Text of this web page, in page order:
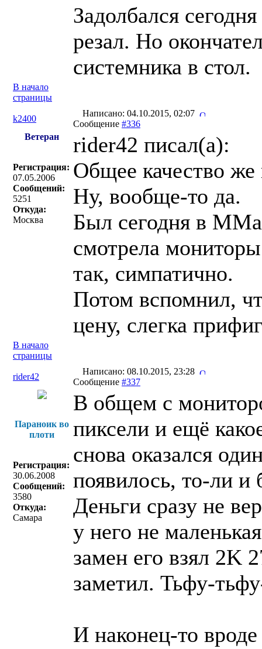
Задолбался
резал. Но
системника в стол.
В начало
страницы
k2400
Написано: 04.10.2015, 02:07
Сообщение #336
Ветеран
Регистрация:
07.05.2006
Сообщений:
5251
Откуда:
Москва
rider42 писал(a):
Общее качество же
Ну, вообще-то да.
Был сегодня в
смотрела
так, симпатично.
Потом вспомнил,
цену, слегка
В начало
страницы
rider42
Написано: 08.10.2015, 23:28
Сообщение #337
Параноик во
плоти
Регистрация:
30.06.2008
Сообщений:
3580
Откуда:
Самара
В общем с
пиксели и ещё
снова оказался
появилось, то-ли и
Деньги сразу не
у него не
замен его взял 2K
заметил. Тьфу-
И наконец-то